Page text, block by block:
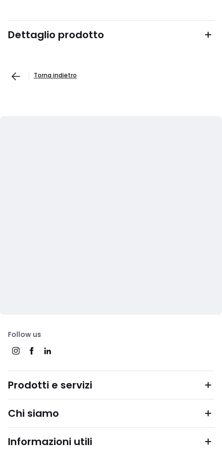
Dettaglio prodotto
Torna indietro
Follow us
Prodotti e servizi
Chi siamo
Informazioni utili